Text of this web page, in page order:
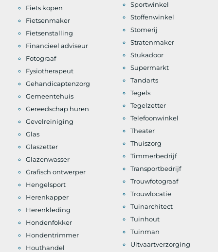
Fiets kopen
Fietsenmaker
Fietsenstalling
Financieel adviseur
Fotograaf
Fysiotherapeut
Gehandicaptenzorg
Gemeentehuis
Gereedschap huren
Gevelreiniging
Glas
Glaszetter
Glazenwasser
Grafisch ontwerper
Hengelsport
Herenkapper
Herenkleding
Hondenfokker
Hondentrimmer
Houthandel
Sportwinkel
Stoffenwinkel
Stomerij
Stratenmaker
Stukadoor
Supermarkt
Tandarts
Tegels
Tegelzetter
Telefoonwinkel
Theater
Thuiszorg
Timmerbedrijf
Transportbedrijf
Trouwfotograaf
Trouwlocatie
Tuinarchitect
Tuinhout
Tuinman
Uitvaartverzorging